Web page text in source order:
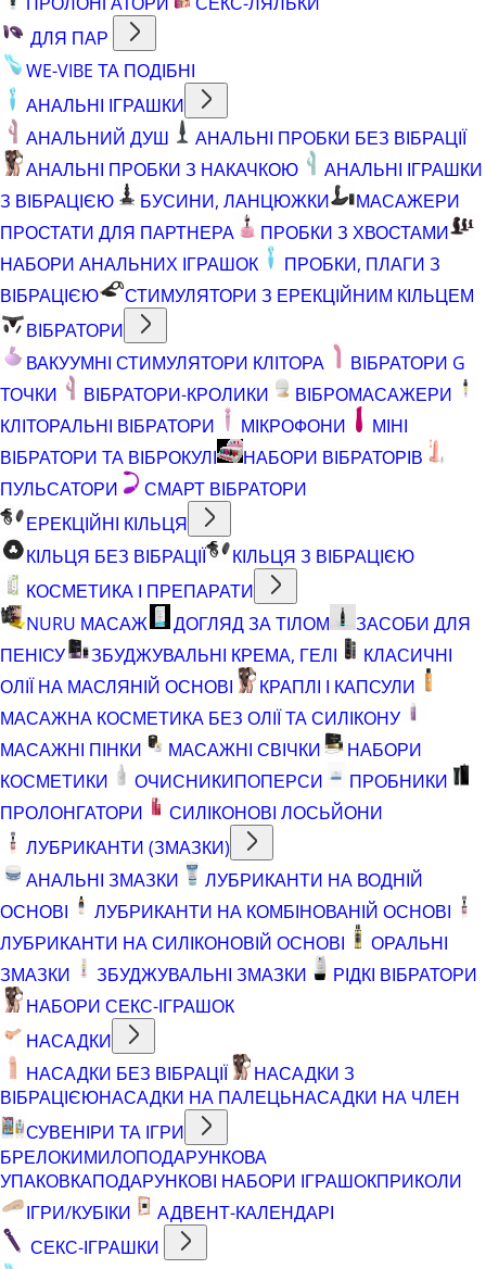
ДЛЯ ПАР
WE-VIBE ТА ПОДІБНІ
АНАЛЬНІ ІГРАШКИ
АНАЛЬНИЙ ДУШ
АНАЛЬНІ ПРОБКИ БЕЗ ВІБРАЦІЇ
АНАЛЬНІ ПРОБКИ З НАКАЧКОЮ
АНАЛЬНІ ІГРАШКИ
З ВІБРАЦІЄЮ
БУСИНИ, ЛАНЦЮЖКИ
МАСАЖЕРИ
ПРОСТАТИ ДЛЯ ПАРТНЕРА
ПРОБКИ З ХВОСТАМИ
НАБОРИ АНАЛЬНИХ ІГРАШОК
ПРОБКИ, ПЛАГИ З
ВІБРАЦІЄЮ
СТИМУЛЯТОРИ З ЕРЕКЦІЙНИМ КІЛЬЦЕМ
ВІБРАТОРИ
ВАКУУМНІ СТИМУЛЯТОРИ КЛІТОРА
ВІБРАТОРИ G
ТОЧКИ
ВІБРАТОРИ-КРОЛИКИ
ВІБРОМАСАЖЕРИ
КЛІТОРАЛЬНІ ВІБРАТОРИ
МІКРОФОНИ
МІНІ
ВІБРАТОРИ ТА ВІБРОКУЛІ
НАБОРИ ВІБРАТОРІВ
ПУЛЬСАТОРИ
СМАРТ ВІБРАТОРИ
ЕРЕКЦІЙНІ КІЛЬЦЯ
КІЛЬЦЯ БЕЗ ВІБРАЦІЇ
КІЛЬЦЯ З ВІБРАЦІЄЮ
КОСМЕТИКА І ПРЕПАРАТИ
NURU МАСАЖ
ДОГЛЯД ЗА ТІЛОМ
ЗАСОБИ ДЛЯ
ПЕНІСУ
ЗБУДЖУВАЛЬНІ КРЕМА, ГЕЛІ
КЛАСИЧНІ
ОЛІЇ НА МАСЛЯНІЙ ОСНОВІ
КРАПЛІ І КАПСУЛИ
МАСАЖНА КОСМЕТИКА БЕЗ ОЛІЇ ТА СИЛІКОНУ
МАСАЖНІ ПІНКИ
МАСАЖНІ СВІЧКИ
НАБОРИ
КОСМЕТИКИ
ОЧИСНИКИПОПЕРСИ
ПРОБНИКИ
ПРОЛОНГАТОРИ
СИЛІКОНОВІ ЛОСЬЙОНИ
ЛУБРИКАНТИ (ЗМАЗКИ)
АНАЛЬНІ ЗМАЗКИ
ЛУБРИКАНТИ НА ВОДНІЙ
ОСНОВІ
ЛУБРИКАНТИ НА КОМБІНОВАНІЙ ОСНОВІ
ЛУБРИКАНТИ НА СИЛІКОНОВІЙ ОСНОВІ
ОРАЛЬНІ
ЗМАЗКИ
ЗБУДЖУВАЛЬНІ ЗМАЗКИ
РІДКІ ВІБРАТОРИ
НАБОРИ СЕКС-ІГРАШОК
НАСАДКИ
НАСАДКИ БЕЗ ВІБРАЦІЇ
НАСАДКИ З
ВІБРАЦІЄЮНАСАДКИ НА ПАЛЕЦЬНАСАДКИ НА ЧЛЕН
СУВЕНІРИ ТА ІГРИ
БРЕЛОКИМИЛОПОДАРУНКОВА
УПАКОВКАПОДАРУНКОВІ НАБОРИ ІГРАШОКПРИКОЛИ
ІГРИ/КУБІКИ
АДВЕНТ-КАЛЕНДАРІ
СЕКС-ІГРАШКИ